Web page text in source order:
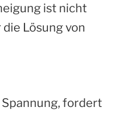
ist nicht
Lösung von
Spannung, fordert